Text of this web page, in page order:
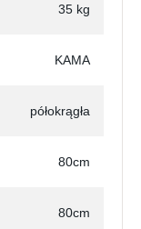
35 kg
KAMA
półokrągła
80cm
80cm